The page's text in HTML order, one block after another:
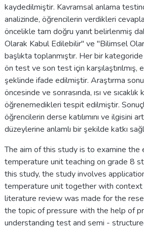
kaydedilmiştir. Kavramsal anlama
analizinde, öğrencilerin verdikleri
öncelikle tam doğru yanıt belirlenmiş
Olarak Kabul Edilebilir" ve "Bilimsel
başlıkta toplanmıştır. Her bir
ön test ve son test için
şeklinde ifade edilmiştir. Araştırma
öncesinde ve sonrasında, ısı ve
öğrenemedikleri tespit edilmiştir.
öğrencilerin derse katılımını ve ilgisini
düzeylerine anlamlı bir şekilde katkı
The aim of this study is to examine
temperature unit teaching on grade 8
this study, the study involves
temperature unit together with context
literature review was made for the
the topic of pressure with the help of
understanding test and semi -